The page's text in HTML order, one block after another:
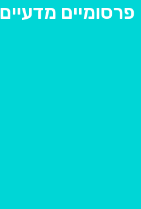
פרסומיים מדעיים